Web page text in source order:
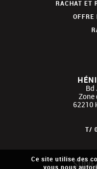
RACHAT ET
OFFRE
Bd
Zone
62210
T/
Ce site utilise des
vous nous